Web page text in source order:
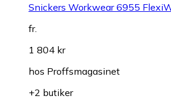
Snickers Workwear 6955
fr.
1 804 kr
hos Proffsmagasinet
+2 butiker